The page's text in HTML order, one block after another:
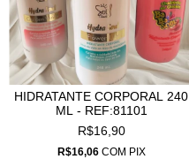
HIDRATANTE CORPORAL 240
ML - REF:81101
R$16,90
R$16,06 COM PIX